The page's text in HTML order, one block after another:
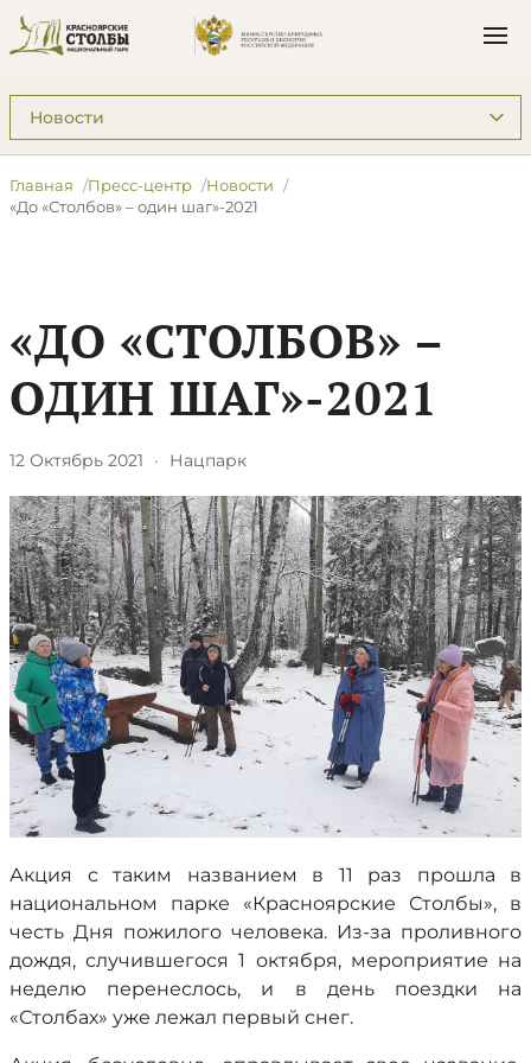
Подразделы: Пресс-центр
Главная Пресс-центр
Новости
«До «Столбов» – один шаг»-2021
«ДО «СТОЛБОВ» –
ОДИН ШАГ»-2021
12 Октябрь 2021 · Нацпарк
Акция с таким названием в 11 раз прошла в
национальном парке «Красноярские Столбы», в
честь Дня пожилого человека. Из-за проливного
дождя, случившегося 1 октября, мероприятие на
неделю перенеслось, и в день поездки на
«Столбах» уже лежал первый снег.